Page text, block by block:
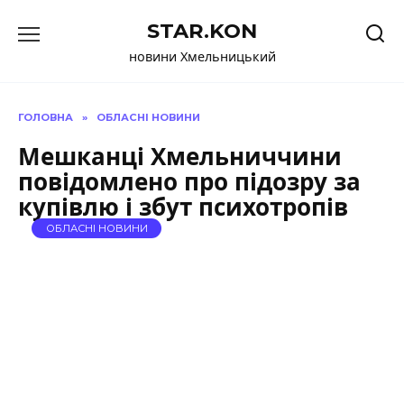
до
STAR.KON
новини Хмельницький
ГОЛОВНА » ОБЛАСНІ НОВИНИ
Мешканці Хмельниччини
повідомлено про підозру за
купівлю і збут психотропів
ОБЛАСНІ НОВИНИ